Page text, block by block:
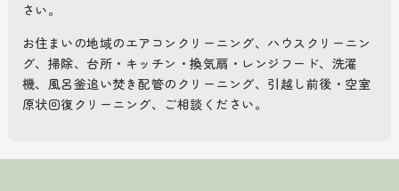
さい。
お住まいの地域のエアコンクリーニング、ハウスクリーニン
グ、掃除、台所・キッチン・換気扇・レンジフード、洗濯
機、風呂釜追い焚き配管のクリーニング、引越し前後・空室
原状回復クリーニング、ご相談ください。